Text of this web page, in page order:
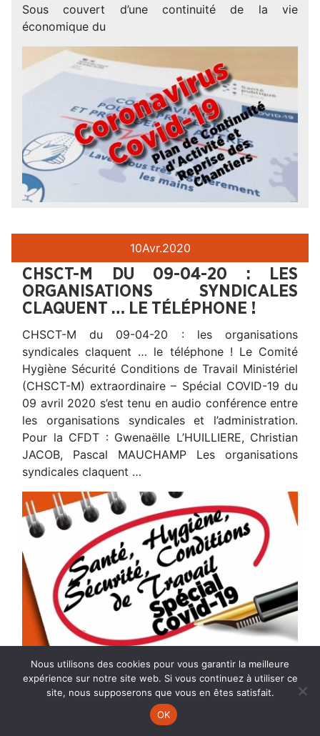
Sous couvert d’une continuité de la vie
économique du
10Avr.2020
CHSCT-M DU 09-04-20 : LES
ORGANISATIONS SYNDICALES
CLAQUENT … LE TÉLÉPHONE !
CHSCT-M du 09-04-20 : les organisations
syndicales claquent … le téléphone ! Le Comité
Hygiène Sécurité Conditions de Travail Ministériel
(CHSCT-M) extraordinaire – Spécial COVID-19 du
09 avril 2020 s’est tenu en audio conférence entre
les organisations syndicales et l’administration.
Pour la CFDT : Gwenaëlle L’HUILLIERE, Christian
JACOB, Pascal MAUCHAMP Les organisations
syndicales claquent …
31Mar.2020
LES DEUX ORDONNANCES
Nous utilisons des cookies pour vous garantir la meilleure
expérience sur notre site web. Si vous continuez à utiliser ce
site, nous supposerons que vous en êtes satisfait.
OK